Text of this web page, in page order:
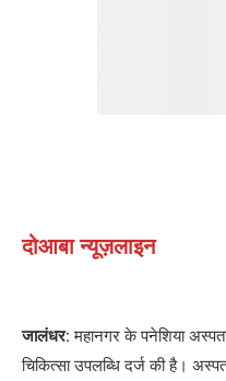
दोआबा न्यूज़लाइन
जालंधर:महानगर के पनेशिया
चिकित्सा उपलब्धि दर्ज की है।